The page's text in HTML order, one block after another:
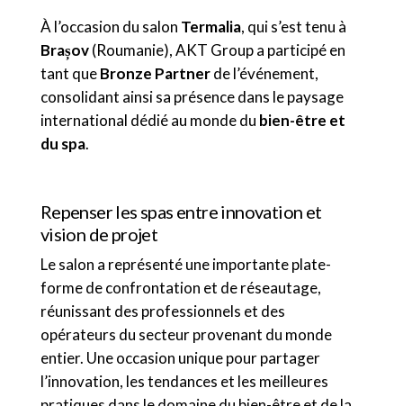
À l’occasion du salon Termalia, qui s’est tenu à
Brașov(Roumanie), AKT Group a participé en
tant queBronze Partnerde l’événement,
consolidant ainsi sa présence dans le paysage
international dédié au monde du bien-être et
du spa.
Repenser les spas entre innovation et
vision de projet
Le salon a représenté une importante plate-
forme de confrontation et de réseautage,
réunissant des professionnels et des
opérateurs du secteur provenant du monde
entier. Une occasion unique pour partager
l’innovation, les tendances et les meilleures